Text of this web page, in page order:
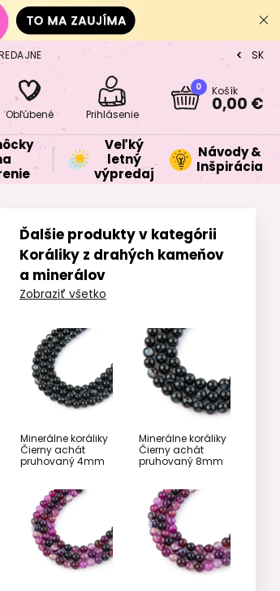
CZ
SK
Obľúbené Prihlásenie
0 Košík
0,00 €
Veľký
letný
výpredaj
Návody &
Inšpirácia
Ďalšie produkty v kategórii
Koráliky z drahých kameňov
a minerálov
Zobraziť všetko
Minerálne koráliky
Čierny achát
pruhovaný 4mm
Minerálne koráliky
Čierny achát
pruhovaný 8mm